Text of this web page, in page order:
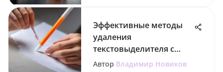
Эффективные методы
удаления
текстовыделителя с
бумаги
Автор Владимир Новиков